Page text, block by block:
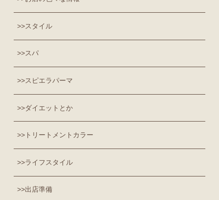
スタイル
スパ
スピエラパーマ
ダイエットとか
トリートメントカラー
ライフスタイル
出店準備